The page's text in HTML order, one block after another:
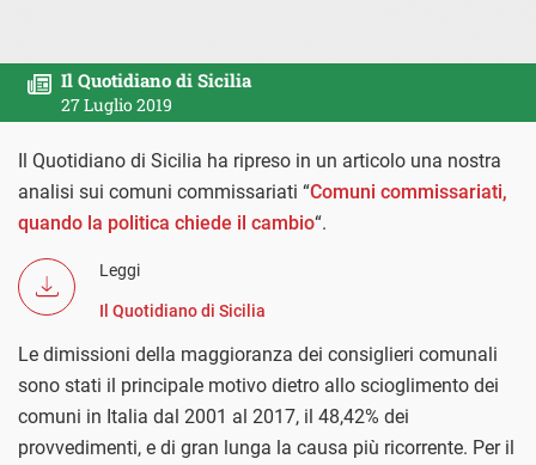
Il Quotidiano di Sicilia
27 Luglio 2019
Il Quotidiano di Sicilia ha ripreso in un articolo una nostra
analisi sui comuni commissariati “Comuni commissariati,
quando la politica chiede il cambio“.
Leggi
Il Quotidiano di Sicilia
Le dimissioni della maggioranza dei consiglieri comunali
sono stati il principale motivo dietro allo scioglimento dei
comuni in Italia dal 2001 al 2017, il 48,42% dei
provvedimenti, e di gran lunga la causa più ricorrente. Per il